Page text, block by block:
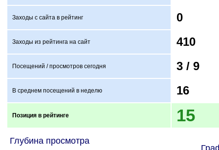
Заходы с сайта в рейтинг 0
Заходы из рейтинга на сайт 410
Посещений / просмотров сегодня 3 / 9
В среднем посещений в неделю 16
Позиция в рейтинге 15
Глубина просмотра